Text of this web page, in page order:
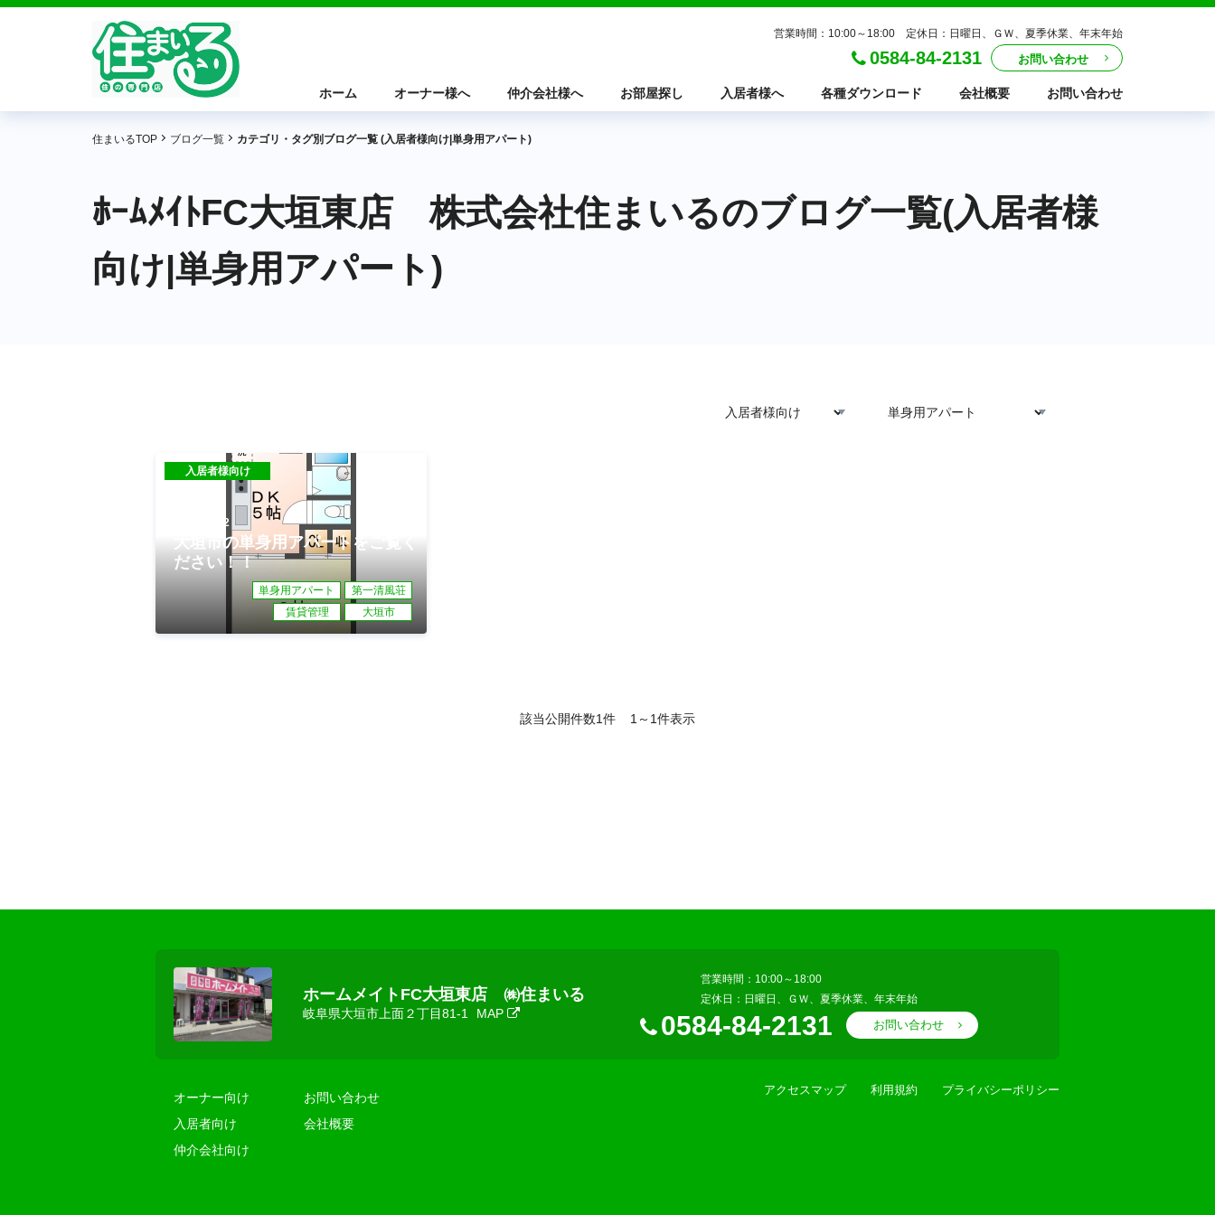
営業時間：10:00～18:00 定休日：日曜日、ＧＷ、夏季休業、年末年始
0584-84-2131 お問い合わせ
ホーム オーナー様へ 仲介会社様へ お部屋探し 入居者様へ 各種ダウンロード 会社概要 お問い合わせ
住まいるTOP ブログ一覧 カテゴリ・タグ別ブログ一覧 (入居者様向け|単身用アパート)
ﾎｰﾑﾒｲﾄFC大垣東店 株式会社住まいるのブログ一覧(入居者様
向け|単身用アパート)
入居者様向け
2023.03.02
大垣市の単身用アパートをご覧く
ださい！！
賃貸管理 大垣市
単身用アパート 第一清風荘
該当公開件数1件 1～1件表示
ホームメイトFC大垣東店 ㈱住まいる
岐阜県大垣市上面２丁目81-1 MAP
営業時間：10:00～18:00
定休日：日曜日、ＧＷ、夏季休業、年末年始
0584-84-2131 お問い合わせ
オーナー向け
入居者向け
仲介会社向け
お問い合わせ
会社概要
アクセスマップ 利用規約 プライバシーポリシー